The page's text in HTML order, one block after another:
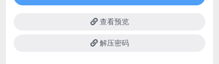
查看预览
解压密码